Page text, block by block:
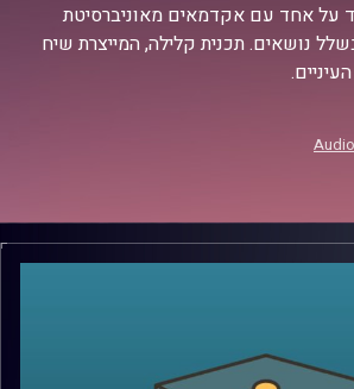
על אחד עם אקדמאים מאוניברסיטת
נושאים. תכנית קלילה, המייצרת שיח